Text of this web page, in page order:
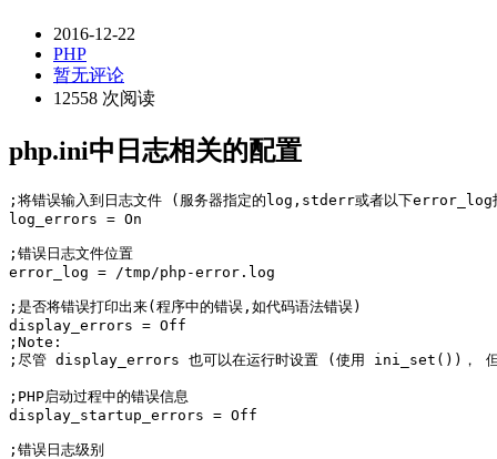
2016-12-22
PHP
暂无评论
12558 次阅读
php.ini中日志相关的配置
;将错误输入到日志文件 (服务器指定的log,stderr或者以下
log_errors = On
;错误日志文件位置
error_log = /tmp/php-error.log
;是否将错误打印出来(程序中的错误,如代码语法错误)
display_errors = Off
;Note:
;尽管 display_errors 也可以在运行时设置 (使用 ini_set())， 但是脚
;PHP启动过程中的错误信息
display_startup_errors = Off
;错误日志级别